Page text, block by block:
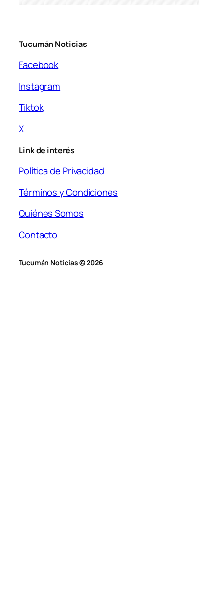
Tucumán Noticias
Facebook
Instagram
Tiktok
X
Link de interés
Política de Privacidad
Términos y Condiciones
Quiénes Somos
Contacto
Tucumán Noticias © 2026